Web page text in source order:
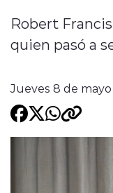
Robert
quien pasó a
Jueves 8 de